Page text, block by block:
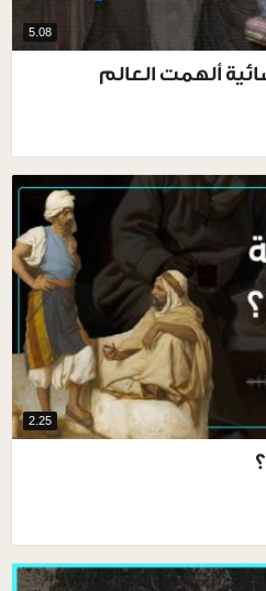
5.08
ألهمت العالم
2.25